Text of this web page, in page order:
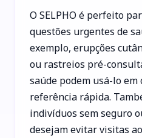
O SELPHO é perfeito
questões urgentes de
exemplo, erupções
ou rastreios pré-
saúde podem usá-lo
referência rápida.
indivíduos sem seguro
desejam evitar visitas